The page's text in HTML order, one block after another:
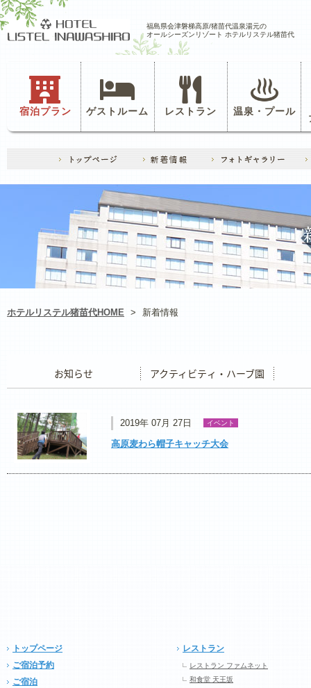
福島県会津磐梯高原/猪苗代温泉湯元の
オールシーズンリゾート ホテルリステル猪苗代
宿泊プラン ゲストルーム レストラン 温泉・プール
ホテルリステル猪苗代HOME > 新着情報
2019年 07月 27日 イベント
高原麦わら帽子キャッチ大会
トップページ
ご宿泊予約
ご宿泊
レストラン
レストラン ファムネット
和食堂 天王坂